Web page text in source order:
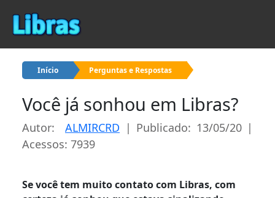
Início Perguntas e Respostas
Você já sonhou em Libras?
Autor: ALMIRCRD | Publicado: 13/05/20 |
Acessos: 7939
Se você tem muito contato com Libras, com